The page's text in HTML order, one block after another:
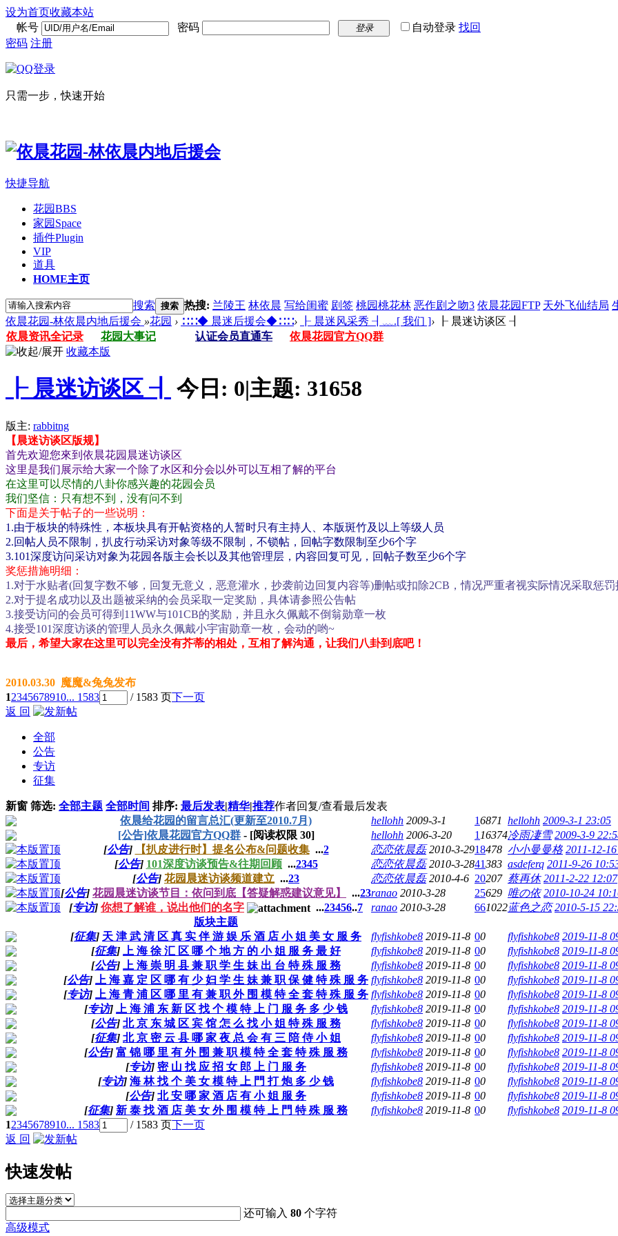
设为首页收藏本站
帐号
密码 登录 自动登录 找回
密码 注册
只需一步，快速开始
快捷导航
花园BBS
家园 Space
插件Plugin
VIP
道具
HOME主页
搜索 搜索 热搜: 兰陵王 林依晨 写给闺蜜 剧签 桃园桃花林 恶作剧之吻3 依晨花园FTP 天外飞仙结局
依晨花园-林依晨内地后援会 »花园 › ∷∷◆ 晨迷后援会◆∷∷› ┠ 晨迷风采秀 ┨﹏.[ 我们 ]› ┠ 晨迷访谈区 ┨
依晨资讯全记录
花园大事记 认证会员直通车
依晨花园官方QQ群
收藏本版
┠ 晨迷访谈区 ┨ 今日: 0|主题: 31658
版主: rabbitng
【晨迷访谈区版规】
首先欢迎您來到依晨花园晨迷访谈区
这里是我们展示给大家一个除了水区和分会以外可以互相了解的平台
在这里可以尽情的八卦你感兴趣的花园会员
我们坚信：只有想不到，没有问不到
下面是关于帖子的一些说明：
1.由于板块的特殊性，本板块具有开帖资格的人暂时只有主持人、本版斑竹及以上等级人员
2.回帖人员不限制，扒皮行动采访对象等级不限制，不锁帖，回帖字数限制至少6个字
3.101深度访问采访对象为花园各版主会长以及其他管理层，内容回复可见，回帖子数至少6个字
奖惩措施明细：
1.对于水贴者(回复字数不够，回复无意义，恶意灌水，抄袭前边回复内容等)删帖或扣除2CB，情况严重者视实际情况采取惩罚
2.对于提名成功以及出题被采纳的会员采取一定奖励，具体请参照公告帖
3.接受访问的会员可得到11WW与101CB的奖励，并且永久佩戴不倒翁勋章一枚
4.接受101深度访谈的管理人员永久佩戴小宇宙勋章一枚，会动的哟~
最后，希望大家在这里可以完全没有芥蒂的相处，互相了解沟通，让我们八卦到底吧！
2010.03.30 魔魔&兔兔发布
12345678910... 1583 / 1583 页下一页
返 回
全部
公告
专访
征集
新窗 筛选: 全部主题 全部时间 排序: 最后发表|精华|推荐作者回复/查看最后发表
依晨给花园的留言总汇(更新至2010.7月)
hellohh 2009-3-1 16871 hellohh 2009-3-1 23:05
[公告]依晨花园官方QQ群- [阅读权限 30] hellohh 2006-3-20 1 16374冷雨凄雪 2009-3-9
[公告] 【扒皮进行时】提名公布&问题收集 ...2 恋恋依晨磊 2010-3-2918478 小小曼曼格 2011-12-
[公告] 101深度访谈预告&往期回顾 ...2345 恋恋依晨磊 2010-3-2841383 asdeferq 2011-9-26
[公告] 花园晨迷访谈频道建立 ...23 恋恋依晨磊 2010-4-6 20207 蔡再休 2011-2-22 12:07
[公告] 花园晨迷访谈节目：依问到底【答疑解惑建议意见】 ...23ranao 2010-3-28 25629 唯の依 2010-10-24
[专访] 你想了解谁，说出他们的名字 ...23456..7 ranao 2010-3-28 661022蓝色之恋 2010-5-15
版块主题
[征集] 天 津 武 清 区 真 实 伴 游 娱 乐 酒 店 小 姐 美 女 服 务 flyfishkobe8 2019-11-8 00 flyfishkobe8 2019-11-8
[征集] 上 海 徐 汇 区 哪 个 地 方 的 小 姐 服 务 最 好 flyfishkobe8 2019-11-8 00 flyfishkobe8 2019-11-8
[公告] 上 海 崇 明 县 兼 职 学 生 妹 出 台 特 殊 服 務 flyfishkobe8 2019-11-8 00 flyfishkobe8 2019-11-8
[公告] 上 海 嘉 定 区 哪 有 少 妇 学 生 妹 兼 职 保 健 特 殊 服 务 flyfishkobe8 2019-11-8 00 flyfishkobe8 2019-11-8
[专访] 上 海 青 浦 区 哪 里 有 兼 职 外 围 模 特 全 套 特 殊 服 务 flyfishkobe8 2019-11-8 00 flyfishkobe8 2019-11-8
[专访] 上 海 浦 东 新 区 找 个 模 特 上 门 服 务 多 少 钱 flyfishkobe8 2019-11-8 00 flyfishkobe8 2019-11-8
[公告] 北 京 东 城 区 宾 馆 怎 么 找 小 姐 特 殊 服 務 flyfishkobe8 2019-11-8 00 flyfishkobe8 2019-11-8
[征集] 北 京 密 云 县 哪 家 夜 总 会 有 三 陪 侍 小 姐 flyfishkobe8 2019-11-8 00 flyfishkobe8 2019-11-8
[公告] 富 锦 哪 里 有 外 围 兼 职 模 特 全 套 特 殊 服 務 flyfishkobe8 2019-11-8 00 flyfishkobe8 2019-11-8
[专访] 密 山 找 应 招 女 郎 上 门 服 务 flyfishkobe8 2019-11-8 00 flyfishkobe8 2019-11-8
[专访] 海 林 找 个 美 女 模 特 上 門 打 炮 多 少 钱 flyfishkobe8 2019-11-8 00 flyfishkobe8 2019-11-8
[公告] 北 安 哪 家 酒 店 有 小 姐 服 务 flyfishkobe8 2019-11-8 00 flyfishkobe8 2019-11-8
[征集] 新 泰 找 酒 店 美 女 外 围 模 特 上 門 特 殊 服 務 flyfishkobe8 2019-11-8 00 flyfishkobe8 2019-11-8
12345678910... 1583 / 1583 页下一页
返 回
快速发帖
还可输入80 个字符
高级模式